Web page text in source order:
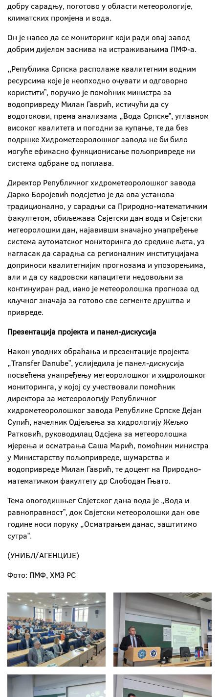
добру сарадњу, поготово у области метеорологије,
климатских промјена и вода.
Он је навео да се мониторинг који ради овај завод
добрим дијелом заснива на истраживањима ПМФ-а.
,,Република Српска располаже квалитетним водним
ресурсима које је неопходно очувати и одговорно
користитиˮ, поручио је помоћник министра за
водопривреду Милан Гаврић, истичући да су
водотокови, према анализама „Вода Српскеˮ, углавном
високог квалитета и погодни за купање, те да без
подршке Хидрометеоролошког завода не би било
могуће ефикасно функционисање пољопривреде ни
система одбране од поплава.
Директор Републичког хидрометеоролошког завода
Дарко Боројевић подсјетио је да ова установа
традиционално, у сарадњи са Природно-математичким
факултетом, обиљежава Свјетски дан вода и Свјетски
метеоролошки дан, најавивши значајно унапређење
система аутоматског мониторинга до средине љета, уз
нагласак да сарадња са регионалним институцијама
доприноси квалитетнијим прогнозама и упозорењима,
али и да су кадровски капацитети недовољни за
континуиран рад, иако је метеоролошка прогноза од
кључног значаја за готово све сегменте друштва и
привреде.
Презентација пројекта и панел-дискусија
Након уводних обраћања и презентације пројекта
„Transfer Danubeˮ, услиједила је панел-дискусија
посвећена унапређењу метеоролошког и хидролошког
мониторинга, у којој су учествовали помоћник
директора за метеорологију Републичког
хидрометеоролошког завода Републике Српске Дејан
Супић, начелник Одјељења за хидрологију Жељко
Ратковић, руководилац Одсјека за метеоролошка
мјерења и осматрања Саша Марић, помоћник министра
у Министарству пољопривреде, шумарства и
водопривреде Милан Гаврић, те доцент на Природно-
математичком факултету др Слободан Гњато.
Тема овогодишњег Свјетског дана вода је „Вода и
равноправностˮ, док Свјетски метеоролошки дан ове
године носи поруку „Осматрањем данас, заштитимо
сутраˮ.
(УНИБЛ/АГЕНЦИЈЕ)
Фото: ПМФ, ХМЗ РС